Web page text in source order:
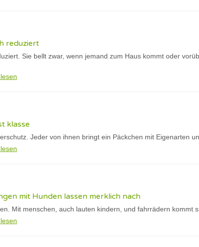
reduziert
Sie bellt zwar, wenn jemand zum Haus kommt oder
klasse
Jeder von ihnen bringt ein Päckchen mit Eigenarten
mit Hunden lassen merklich nach
Mit menschen, auch lauten kindern, und fahrrädern kommt